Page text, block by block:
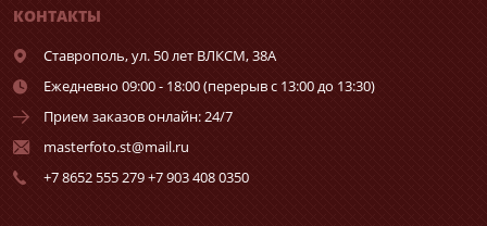
КОНТАКТЫ
Ставрополь,ул. 50 лет ВЛКСМ, 38А
Ежедневно 09:00 - 18:00 (перерыв с 13:00 до 13:30)
Прием заказов онлайн: 24/7
masterfoto.st@mail.ru
+7 8652 555 279 +7 903 408 0350